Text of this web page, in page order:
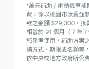
*萬元補助 / 電動機車
費：係以桃園市汰舊並
款之金額 $29,300，換
相當於 91 個月（ 7 年
您參考使用，補助方案
請方式、期限或名額等
依中央或地方政府所公